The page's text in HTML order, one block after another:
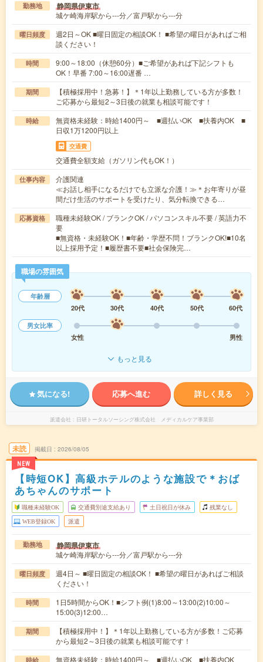
勤務地 静岡県伊東市
城ケ崎海岸駅から---分／富戸駅から---分
曜日頻度
週2日～OK ■曜日固定の相談OK！ ■希望の曜日があればご相
談ください！
時間
9:00～18:00（休憩60分）■ご希望があれば下記シフトも
OK！早番 7:00～16:00遅番 …
期間
【積極採用中！急募！】＊1年以上勤務している方が多数！
ご応募から最短2～3日後の就業も相談可能です！
時給
無資格未経験：時給1400円～ ■週払いOK ■扶養内OK ■
日収1万1200円以上
交通費
交通費全額支給（ガソリン代もOK！）
仕事内容
介護関連
≪お話し相手になるだけでも立派な介護！≫＊お年寄りが昼
間だけ生活のサポートを受けたり、気分転換できる…
応募資格
職種未経験OK / ブランクOK / パソコンスキル不要 / 英語力不
要
■無資格・未経験OK！■年齢・学歴不問！ブランクOK!■10名
以上採用予定！■履歴書不要■社会保険完…
職場の雰囲気
年齢層
20代
30代 40代 50代
60代
男女比率
女性
男性
もっと見る
気になる! 応募へ進む 詳しく見る
派遣会社 日研トータルソーシング株式会社 メディカルケア事業部
未読
NEW
掲載日 2026/08/05
【時短OK】高級ホテルのような施設で＊おば
あちゃんのサポート
職種未経験OK 交通費別途支給あり 土日祝日が休み 残業なし
WEB登録OK 派遣
勤務地 静岡県伊東市
城ケ崎海岸駅から---分／富戸駅から---分
曜日頻度
週4日～ ■曜日固定の相談OK！ ■希望の曜日があればご相談
ください！
時間
1日5時間からOK！■シフト例(1)8:00～13:00(2)10:00～
15:00(3)12:00…
期間
【積極採用中！】＊1年以上勤務している方が多数！ご応募
から最短2～3日後の就業も相談可能です！
時給 無資格未経験：時給1400円～ ■週払いOK ■扶養内OK